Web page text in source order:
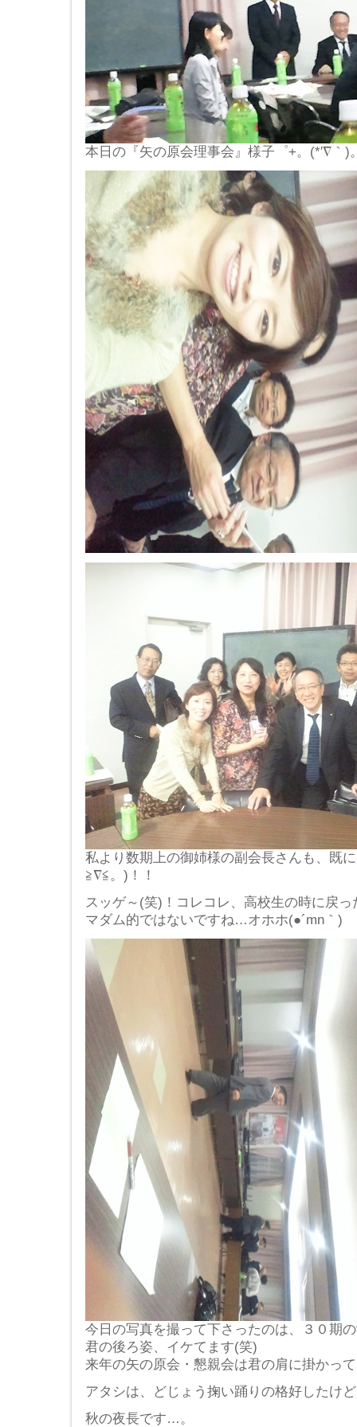
本日の『矢の原会理事会』様子゜+。(*′∇｀)
私より数期上の御姉様の副会長さんも、既
≧∇≦。)！！
スッゲ～(笑)！コレコレ、高校生の時に戻
マダム的ではないですね…オホホ(●´mn｀)
今日の写真を撮って下さったのは、３０
君の後ろ姿、イケてます(笑)
来年の矢の原会・懇親会は君の肩に掛かっ
アタシは、どじょう掬い踊りの格好したけ
秋の夜長です…。